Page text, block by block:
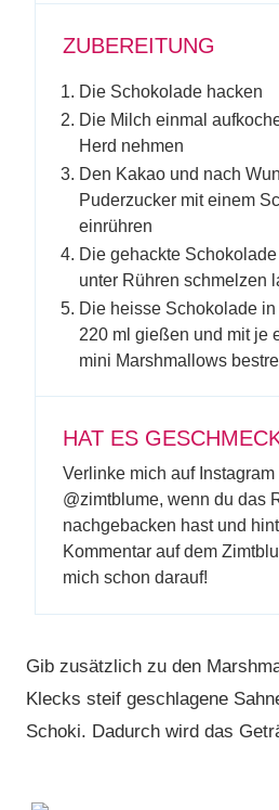
ZUBEREITUNG
Die Schokolade hacken
Die Milch einmal
Herd nehmen
Den Kakao und nach
Puderzucker mit einem
einrühren
Die gehackte
unter Rühren schmelzen
Die heisse Schokolade
220 ml gießen und mit je
mini Marshmallows
HAT ES
Verlinke mich auf
@zimtblume, wenn du das
nachgebacken hast und
Kommentar auf dem
mich schon darauf!
Gib zusätzlich zu den
Klecks steif geschlagene
Schoki. Dadurch wird das